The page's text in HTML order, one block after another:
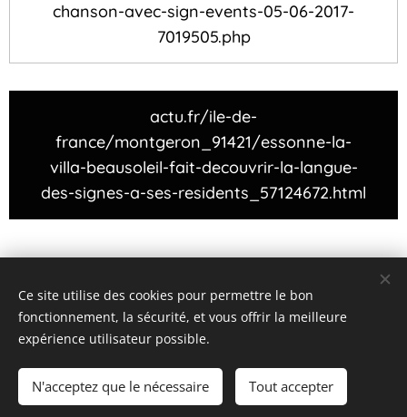
chanson-avec-sign-events-05-06-2017-
7019505.php
actu.fr/ile-de-
france/montgeron_91421/essonne-la-
villa-beausoleil-fait-decouvrir-la-langue-
des-signes-a-ses-residents_57124672.html
sensibiliser autrement
Webnode
Ce site utilise des cookies pour permettre le bon
fonctionnement, la sécurité, et vous offrir la meilleure
expérience utilisateur possible.
N'acceptez que le nécessaire Tout accepter